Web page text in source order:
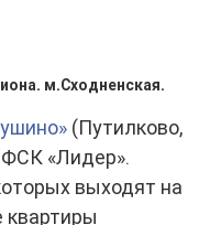
м.Сходненская.
(Путилково,
«Лидер».
выходят на
квартиры